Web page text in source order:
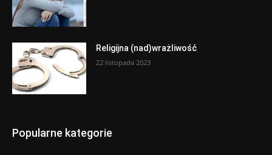
Religijna (nad)wrażliwość
22 listopada 2023
Popularne kategorie